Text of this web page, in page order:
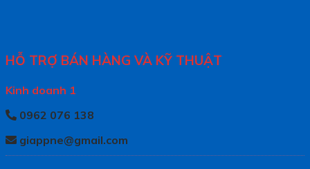
HỖ TRỢ BÁN HÀNG VÀ KỸ THUẬT
Kinh doanh 1
0962 076 138
giappne@gmail.com